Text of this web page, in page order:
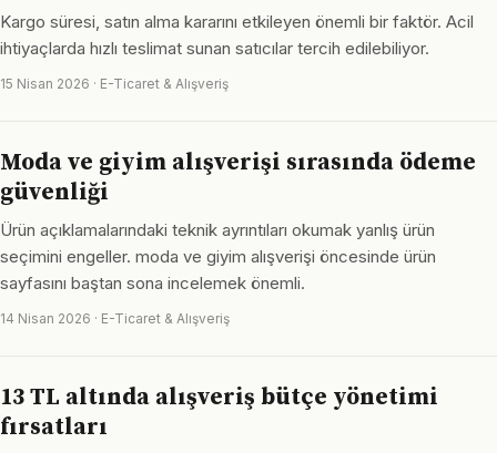
Kargo süresi, satın alma kararını etkileyen önemli bir faktör. Acil
ihtiyaçlarda hızlı teslimat sunan satıcılar tercih edilebiliyor.
15 Nisan 2026 · E-Ticaret & Alışveriş
Moda ve giyim alışverişi sırasında ödeme
güvenliği
Ürün açıklamalarındaki teknik ayrıntıları okumak yanlış ürün
seçimini engeller. moda ve giyim alışverişi öncesinde ürün
sayfasını baştan sona incelemek önemli.
14 Nisan 2026 · E-Ticaret & Alışveriş
13 TL altında alışveriş bütçe yönetimi
fırsatları